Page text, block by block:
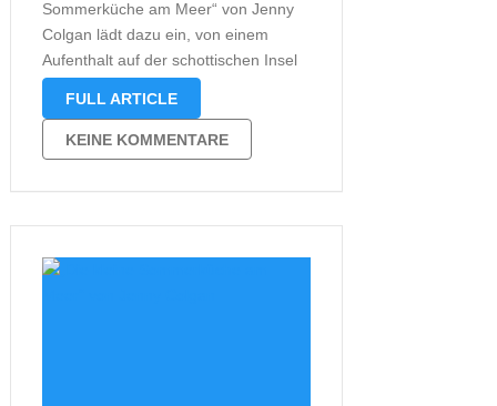
Sommerküche am Meer“ von Jenny
Colgan lädt dazu ein, von einem
Aufenthalt auf der schottischen Insel
Mure zu träumen. Das dachte ich
Geschichte als Hörbuch zu hören. Die
Annahme, dass es romantisch
werden würde, war dabei
FULL ARTICLE
KEINE KOMMENTARE